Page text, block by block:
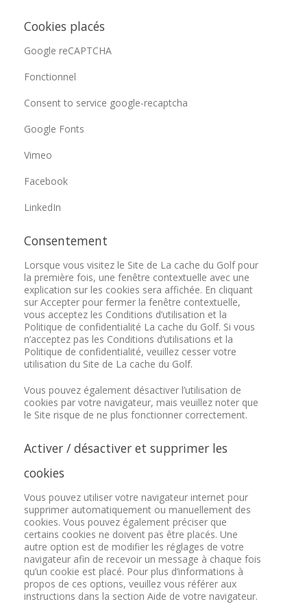
Cookies placés
Google reCAPTCHA
Fonctionnel
Consent to service google-recaptcha
Google Fonts
Vimeo
Facebook
LinkedIn
Consentement
Lorsque vous visitez le Site de La cache du Golf pour
la première fois, une fenêtre contextuelle avec une
explication sur les cookies sera affichée. En cliquant
sur Accepter pour fermer la fenêtre contextuelle,
vous acceptez les Conditions d’utilisation et la
Politique de confidentialité La cache du Golf. Si vous
n’acceptez pas les Conditions d’utilisations et la
Politique de confidentialité, veuillez cesser votre
utilisation du Site de La cache du Golf.
Vous pouvez également désactiver l’utilisation de
cookies par votre navigateur, mais veuillez noter que
le Site risque de ne plus fonctionner correctement.
Activer / désactiver et supprimer les
cookies
Vous pouvez utiliser votre navigateur internet pour
supprimer automatiquement ou manuellement des
cookies. Vous pouvez également préciser que
certains cookies ne doivent pas être placés. Une
autre option est de modifier les réglages de votre
navigateur afin de recevoir un message à chaque fois
qu’un cookie est placé. Pour plus d’informations à
propos de ces options, veuillez vous référer aux
instructions dans la section Aide de votre navigateur.